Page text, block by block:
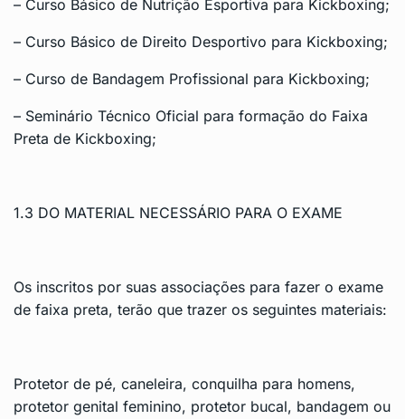
– Curso Básico de Nutrição Esportiva para Kickboxing;
– Curso Básico de Direito Desportivo para Kickboxing;
– Curso de Bandagem Profissional para Kickboxing;
– Seminário Técnico Oficial para formação do Faixa
Preta de Kickboxing;
1.3 DO MATERIAL NECESSÁRIO PARA O EXAME
Os inscritos por suas associações para fazer o exame
de faixa preta, terão que trazer os seguintes materiais:
Protetor de pé, caneleira, conquilha para homens,
protetor genital feminino, protetor bucal, bandagem ou